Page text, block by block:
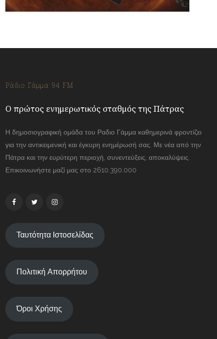
Ράδιο Γάμμα 94 FM
Ο πρώτος ενημερωτικός σταθμός της Πάτρας
Η δημοσιογραφική ομάδα του Ραδιο Γάμμα καθημερινά φροντίζει
για την αντικειμενική και έγκυρη ενημέρωσή σας. Με νέα από την
Πάτρα και την ευρύτερη περιοχή, συνεντεύξεις, αποκαλύψεις.
Επικοινωνήστε μαζί μας στο 2610.390.000
Ταυτότητα Ιστοσελίδας
Πολιτική Απορρήτου
Όροι Χρήσης